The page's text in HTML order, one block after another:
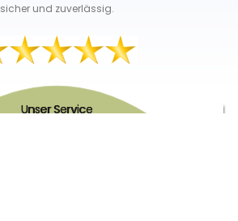
sicher und zuverlässig.
Unser Service